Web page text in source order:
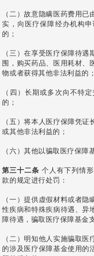
（二）故意隐瞒医药费用
实，向医疗保障经办机构
的；
（三）在享受医疗保障待
围，购买药品、医用耗材、
物或者获得其他非法利益的；
（四）长期或多次向不特
的；
（五）将本人医疗保障凭
或其他非法利益的；
（六）其他以骗取医疗保障
第三十二条 个人有下列情
款的规定进行处罚：
（一）提供虚假材料或者
性疾病和特殊疾病待遇、异
障待遇，骗取医疗保障基金
（二）明知他人实施骗取
的涉及医疗保障基金使用的